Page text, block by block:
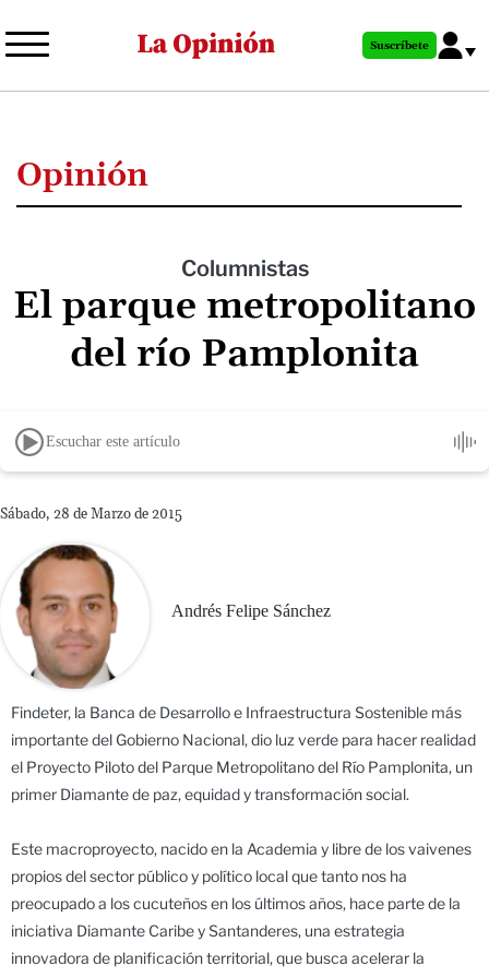
al
principal
Suscríbete
Opinión
Columnistas
El parque metropolitano
del río Pamplonita
Escuchar este artículo
Sábado, 28 de Marzo de 2015
Andrés Felipe Sánchez
Findeter, la Banca de Desarrollo e Infraestructura Sostenible más
importante del Gobierno Nacional, dio luz verde para hacer realidad
el Proyecto Piloto del Parque Metropolitano del Río Pamplonita, un
primer Diamante de paz, equidad y transformación social.
Este macroproyecto, nacido en la Academia y libre de los vaivenes
propios del sector público y político local que tanto nos ha
preocupado a los cucuteños en los últimos años, hace parte de la
iniciativa Diamante Caribe y Santanderes, una estrategia
innovadora de planificación territorial, que busca acelerar la